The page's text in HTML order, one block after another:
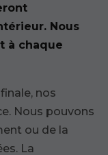
Nous
à chaque
nos
Nous pouvons
ou de la
La